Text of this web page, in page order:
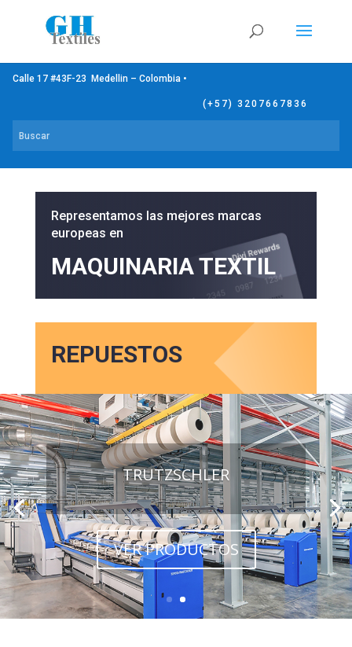
Calle 17 #43F-23 Medellin – Colombia •
(+57) 3207667836
Representamos las mejores marcas
europeas en
MAQUINARIA TEXTIL
REPUESTOS
TRUTZSCHLER
VER PRODUCTOS